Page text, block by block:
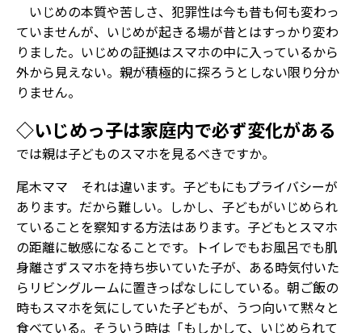
いじめの本質や苦しさ、犯罪性は今も昔も何も変わっ
ていませんが、いじめが起きる場が昔とはすっかり変わ
りました。いじめの証拠はスマホの中に入っているから
外から見えない。親が積極的に探ろうとしない限り分か
りません。
◇いじめっ子は家庭内で必ず変化がある
――では親は子どものスマホを見るべきですか。
尾木ママ それは違います。子どもにもプライバシーが
あります。だから難しい。しかし、子どもがいじめられ
ていることを察知する方法はあります。子どもとスマホ
の距離に敏感になることです。トイレでもお風呂でも肌
身離さずスマホを持ち歩いていた子が、ある時気付いた
らリビングルームに置きっぱなしにしている。朝ご飯の
時もスマホを気にしていた子どもが、うつ向いて黙々と
食べている。そういう時は「もしかして、いじめられて